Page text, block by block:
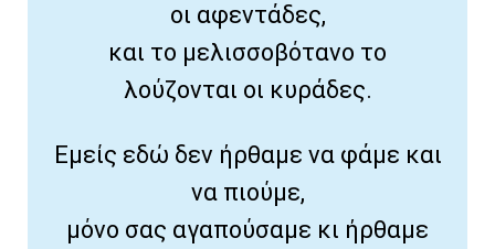
οι αφεντάδες,
και το μελισσοβότανο το
λούζονται οι κυράδες.
Εμείς εδώ δεν ήρθαμε να φάμε και
να πιούμε,
μόνο σας αγαπούσαμε κι ήρθαμε